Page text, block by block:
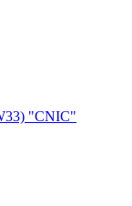
"СNIC"